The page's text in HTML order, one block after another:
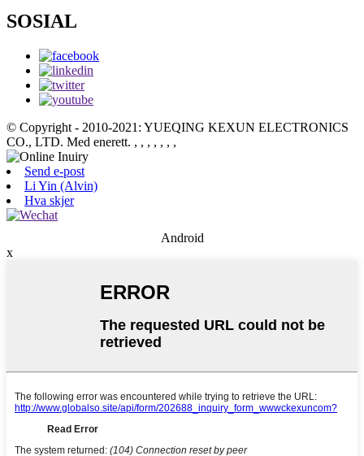
SOSIAL
© Copyright - 2010-2021: YUEQING KEXUN ELECTRONICS
CO., LTD. Med enerett. , , , , , , ,
Send e-post
Li Yin (Alvin)
Hva skjer
Android
x